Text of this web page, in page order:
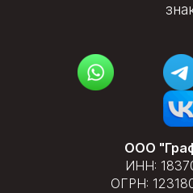
ООО
ИНН:
ОГРН: